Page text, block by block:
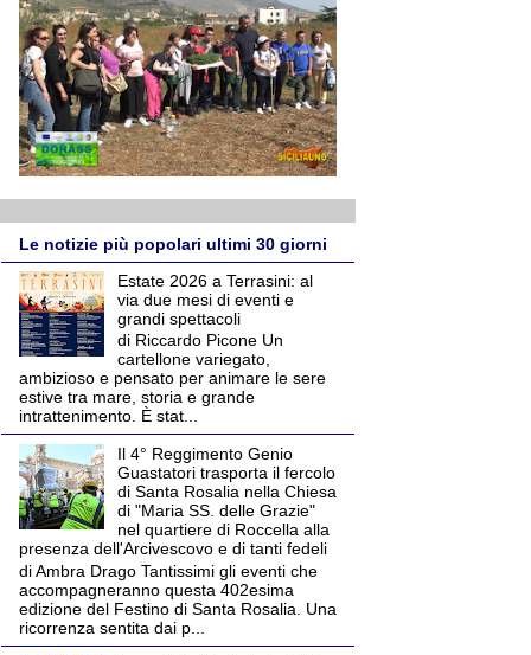
Le notizie più popolari ultimi 30 giorni
Estate 2026 a Terrasini: al
via due mesi di eventi e
grandi spettacoli
di Riccardo Picone Un
cartellone variegato,
ambizioso e pensato per animare le sere
estive tra mare, storia e grande
intrattenimento. È stat...
Il 4° Reggimento Genio
Guastatori trasporta il fercolo
di Santa Rosalia nella Chiesa
di "Maria SS. delle Grazie"
nel quartiere di Roccella alla
presenza dell'Arcivescovo e di tanti fedeli
di Ambra Drago Tantissimi gli eventi che
accompagneranno questa 402esima
edizione del Festino di Santa Rosalia. Una
ricorrenza sentita dai p...